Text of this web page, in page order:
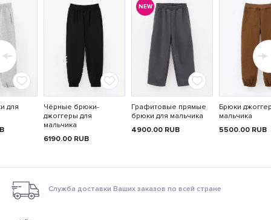
для
Чёрные брюки-
джоггеры для
мальчика
6190.00 RUB
NEW
Графитовые прямые
брюки для мальчика
4900.00 RUB
Брюки
мальчика
5500.00 RUB
Служба доставки Ваших заказов по всей стране